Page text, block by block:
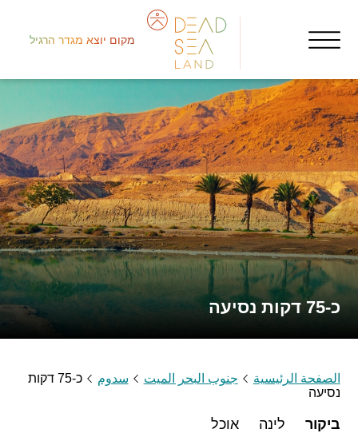
מקום יוצא מגדר הרגיל
כ-75 דקות נסיעה
الصفحة الرئيسية جنوب البحر الميت سدوم
כ-75 דקות
נסיעה
ביקור לינה אוכל